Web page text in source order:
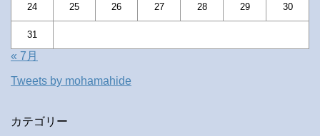
24 25 26 27 28 29 30
31
« 7月
Tweets by mohamahide
カテゴリー